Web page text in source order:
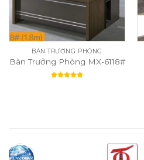
BÀN TRƯỞNG PHÒNG
Bàn Trưởng Phòng MX-6118#